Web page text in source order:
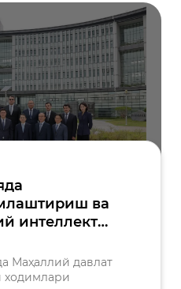
ва
интеллект
дастури
Маҳаллий давлат
ходимлари